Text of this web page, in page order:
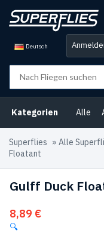
Deutsch
Kategorien Alle
Superflies » Alle
Floatant
Gulff Duck
8,89 €
🔍